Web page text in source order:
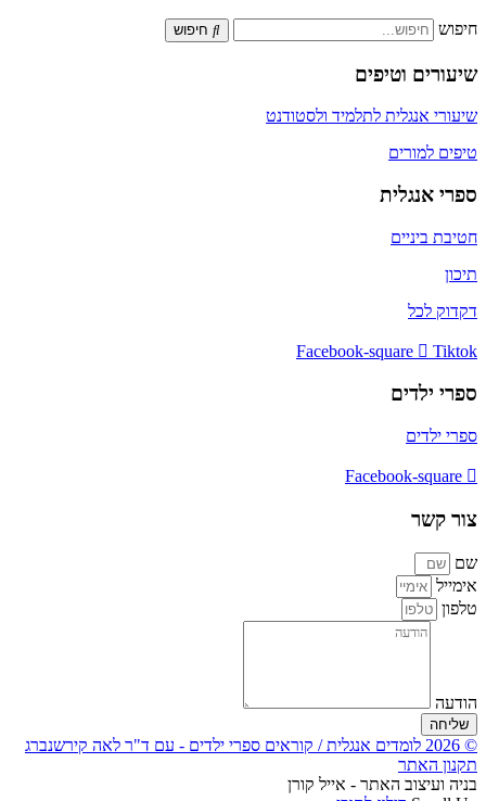
חיפוש חיפוש
שיעורים וטיפים
שיעורי אנגלית לתלמיד ולסטודנט
טיפים למורים
ספרי אנגלית
חטיבת ביניים
תיכון
דקדוק לכל
Facebook-square Tiktok
ספרי ילדים
ספרי ילדים
Facebook-square
צור קשר
שם
אימייל
טלפון
הודעה
שליחה
© 2026 לומדים אנגלית / קוראים ספרי ילדים - עם ד"ר לאה קירשנברג
תקנון האתר
בניה ועיצוב האתר - אייל קורן